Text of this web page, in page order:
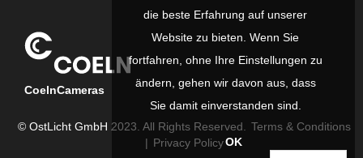
CoelnCameras
© OstLicht GmbH 2023. All Rights Reserved. Terms & Conditions
| Privacy Policy
die beste Erfahrung auf unserer
Website zu bieten. Wenn Sie
fortfahren, ohne Ihre Einstellungen zu
ändern, gehen wir davon aus, dass
Sie damit einverstanden sind.
OK